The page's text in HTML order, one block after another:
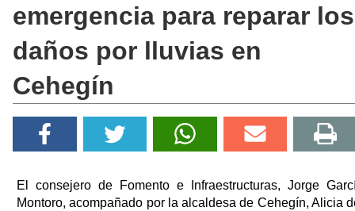
emergencia para reparar los
daños por lluvias en
Cehegín
El consejero de Fomento e Infraestructuras, Jorge
Montoro, acompañado por la alcaldesa de Cehegín, Alicia